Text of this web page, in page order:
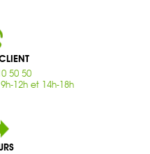
50 50
12h et 14h-18h